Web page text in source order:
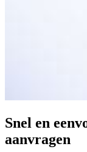
Snel en
aanvragen